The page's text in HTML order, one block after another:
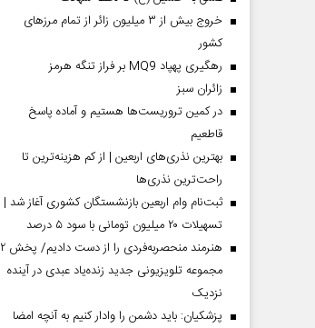
خروج بیش از ۳ میلیون زائر از تمام مرز‌های
کشور
رهگیری پهپاد MQ9 بر فراز تنگه هرمز
‌زائران سبز
در کمین تروریست‌ها هستیم و آماده پاسخ
قاطعیم
بهترین نذری‌های اربعین | از کم هزینه‌ترین تا
راحت‌ترین نذری‌ها
ثبت‌نام وام اربعین بازنشستگان کشوری آغاز شد |
تسهیلات ۲۰ میلیون تومانی با سود ۵ درصد
هنرمند منحصر‌به‌فردی را از دست دادیم/ پخش ۲
مجموعه تلویزیونی جدید زنده‌یاد عبدی در آینده
نزدیک
پزشکیان: باید دشمن را وادار کنیم به آنچه امضا